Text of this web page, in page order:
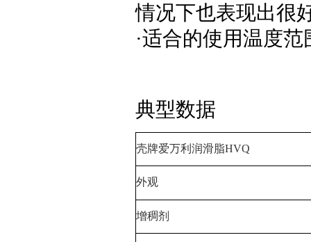
情况下也表现出很
·适合的使用温度
典型数据
壳牌爱万利润滑脂HVQ
外观
增稠剂